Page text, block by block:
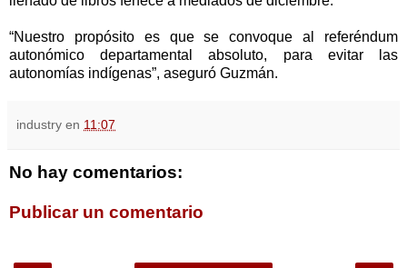
“Nuestro propósito es que se convoque al referéndum
autonómico departamental absoluto, para evitar las
autonomías indígenas”, aseguró Guzmán.
industry en 11:07
No hay comentarios:
Publicar un comentario